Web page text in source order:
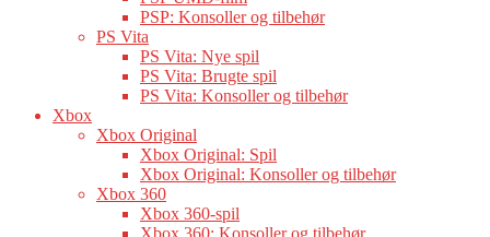
PSP: Konsoller og tilbehør
PS Vita
PS Vita: Nye spil
PS Vita: Brugte spil
PS Vita: Konsoller og tilbehør
Xbox
Xbox Original
Xbox Original: Spil
Xbox Original: Konsoller og tilbehør
Xbox 360
Xbox 360-spil